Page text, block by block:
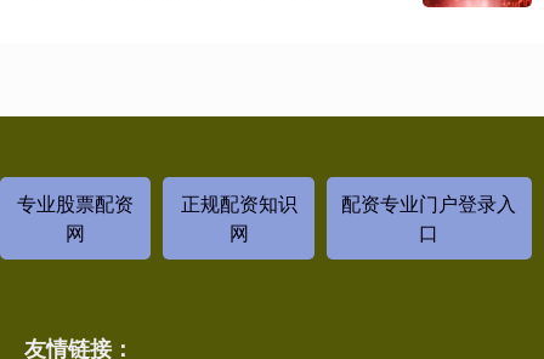
专业股票配资
网
正规配资知识
网
配资专业门户登录入
口
友情链接：